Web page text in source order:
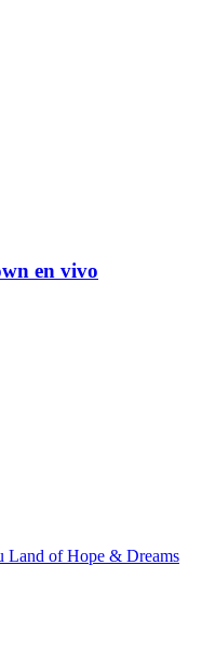
en vivo
Land of Hope & Dreams